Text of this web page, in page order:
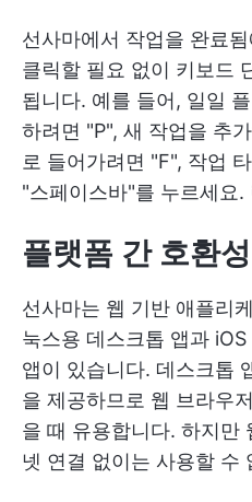
선사마에서 작업을 완료
클릭할 필요 없이 키보드
됩니다. 예를 들어, 일일
하려면 "P", 새 작업을 추
로 들어가려면 "F", 작업
"스페이스바"를 누르세요.
플랫폼 간 호환성
선사마는 웹 기반 애플리
눅스용 데스크톱 앱과
앱이 있습니다. 데스크톱
을 제공하므로 웹 브라우
을 때 유용합니다. 하지만
넷 연결 없이는 사용할 수